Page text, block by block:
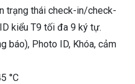
trạng thái check-in/check-
kiểu T9 tối đa 9 ký tự.
báo), Photo ID, Khóa, cảm
°C